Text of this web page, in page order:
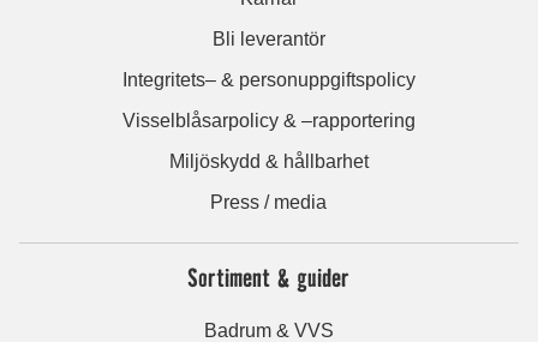
Bli leverantör
Integritets– & personuppgiftspolicy
Visselblåsarpolicy & –rapportering
Miljöskydd & hållbarhet
Press / media
Sortiment & guider
Badrum & VVS